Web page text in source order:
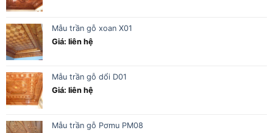
Mẫu trần gỗ xoan X01
Giá: liên hệ
Mẫu trần gỗ dổi D01
Giá: liên hệ
Mẫu trần gỗ Pơmu PM08